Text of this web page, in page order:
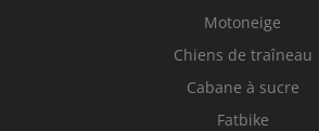
Motoneige
Chiens de traîneau
Cabane à sucre
Fatbike